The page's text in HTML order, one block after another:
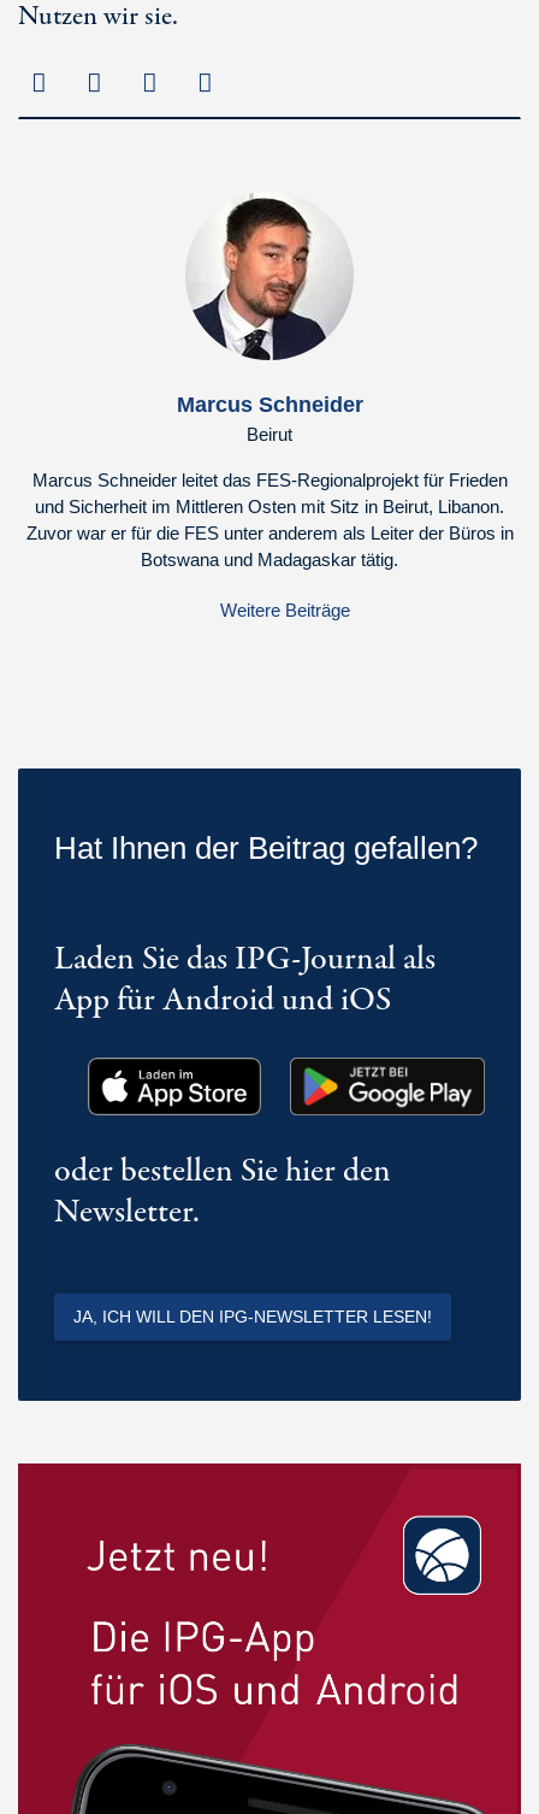
Nutzen wir sie.
Marcus Schneider
Beirut
Marcus Schneider leitet das FES-Regionalprojekt für Frieden
und Sicherheit im Mittleren Osten mit Sitz in Beirut, Libanon.
Zuvor war er für die FES unter anderem als Leiter der Büros in
Botswana und Madagaskar tätig.
Weitere Beiträge
Hat Ihnen der Beitrag gefallen?
Laden Sie das IPG-Journal als
App für Android und iOS
oder bestellen Sie hier den
Newsletter.
JA, ICH WILL DEN IPG-NEWSLETTER LESEN!